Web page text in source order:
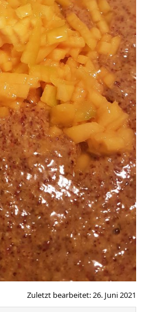
Zuletzt bearbeitet:26. Juni 2021